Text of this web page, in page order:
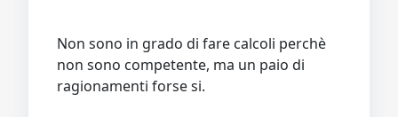
Non sono in grado di fare calcoli perchè
non sono competente, ma un paio di
ragionamenti forse si.